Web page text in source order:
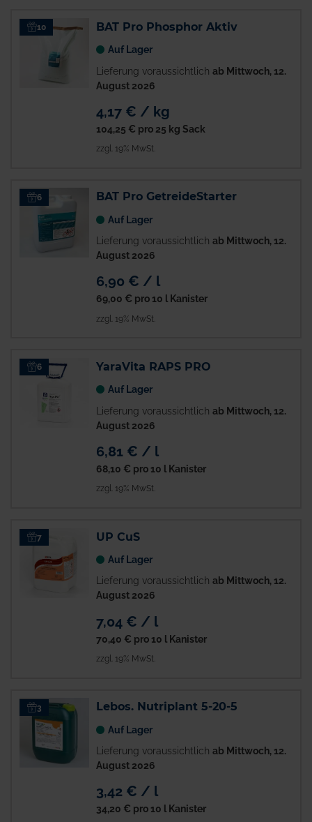
10 BAT Pro Phosphor Aktiv
Auf Lager
Lieferung voraussichtlich ab Mittwoch, 12.
August 2026
4,17 € / kg
104,25 € pro 25 kg Sack
zzgl. 19% MwSt.
6 BAT Pro GetreideStarter
Auf Lager
Lieferung voraussichtlich ab Mittwoch, 12.
August 2026
6,90 € / l
69,00 € pro 10 l Kanister
zzgl. 19% MwSt.
6 YaraVita RAPS PRO
Auf Lager
Lieferung voraussichtlich ab Mittwoch, 12.
August 2026
6,81 € / l
68,10 € pro 10 l Kanister
zzgl. 19% MwSt.
7 UP CuS
Auf Lager
Lieferung voraussichtlich ab Mittwoch, 12.
August 2026
7,04 € / l
70,40 € pro 10 l Kanister
zzgl. 19% MwSt.
3 Lebos. Nutriplant 5-20-5
Auf Lager
Lieferung voraussichtlich ab Mittwoch, 12.
August 2026
3,42 € / l
34,20 € pro 10 l Kanister